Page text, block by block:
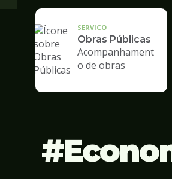
SERVICO
Obras Públicas
Acompanhament
o de obras